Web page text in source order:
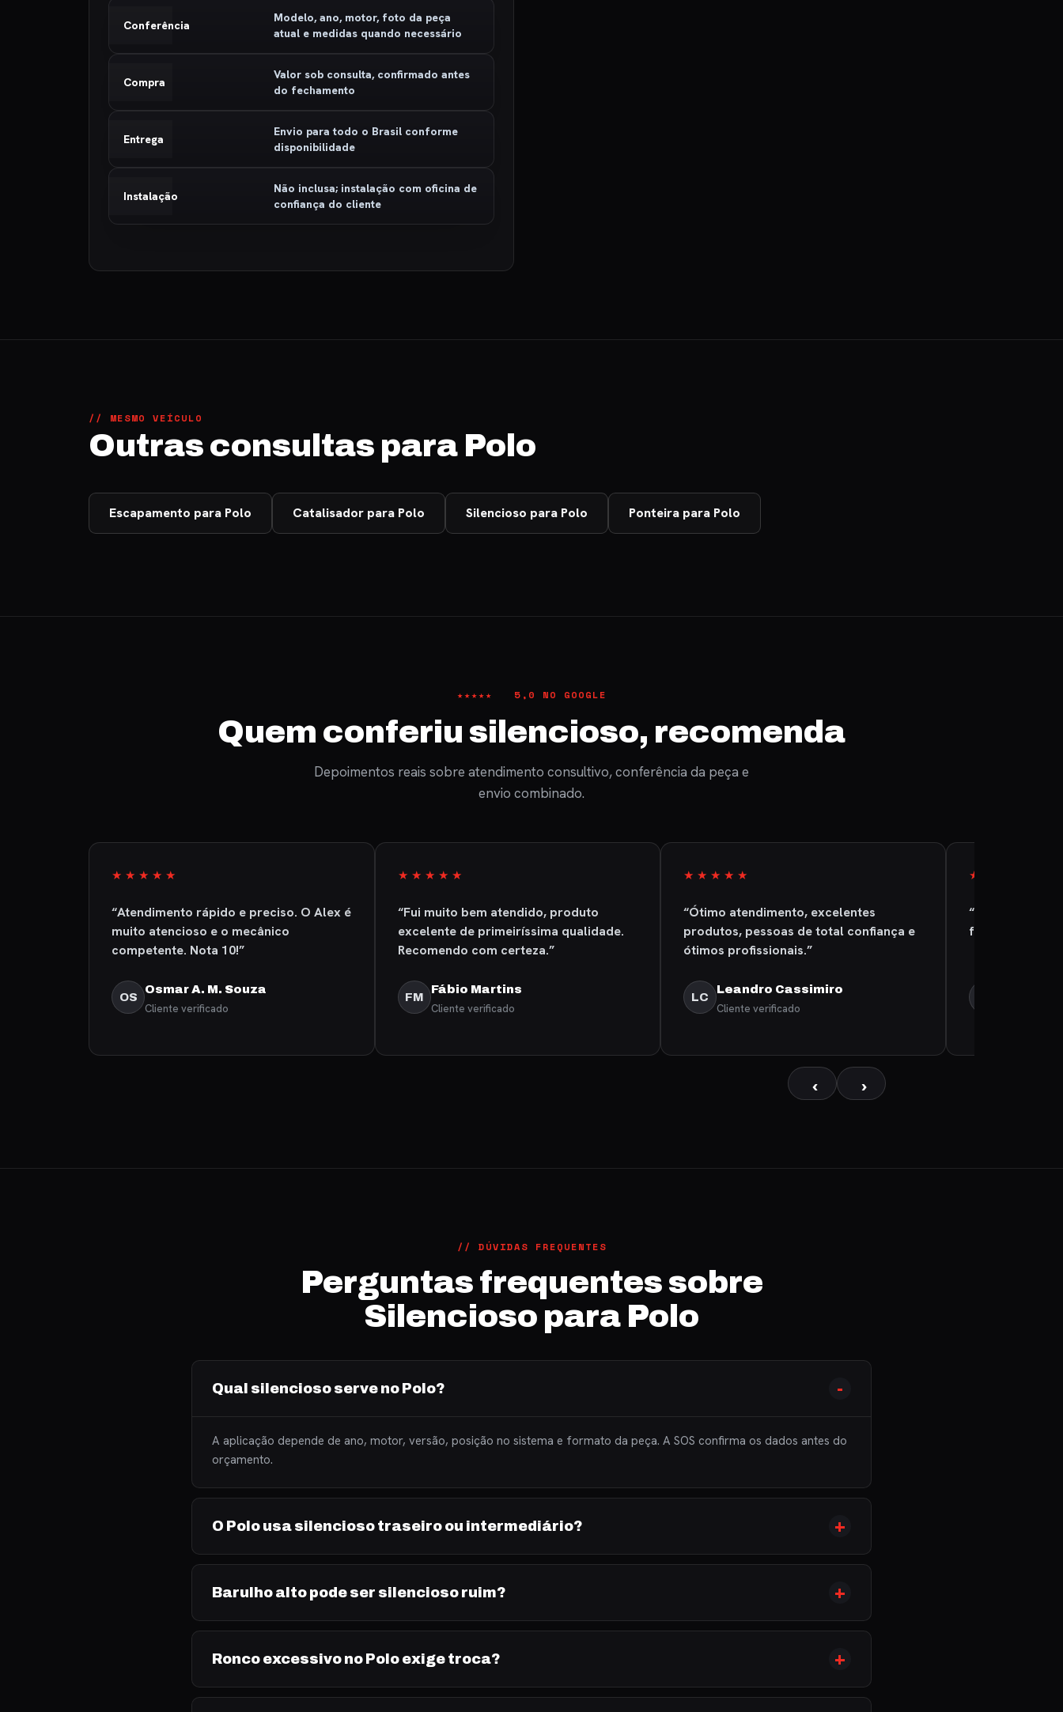
Conferência
Modelo, ano, motor, foto da peça
atual e medidas quando necessário
Compra
Valor sob consulta, confirmado antes
do fechamento
Entrega
Envio para todo o Brasil conforme
disponibilidade
Instalação
Não inclusa; instalação com oficina de
confiança do cliente
// MESMO VEÍCULO
Outras consultas para Polo
Escapamento para Polo Catalisador para Polo Silencioso para Polo Ponteira para Polo
★★★★★ 5,0 NO GOOGLE
Quem conferiu silencioso, recomenda
Depoimentos reais sobre atendimento consultivo, conferência da peça e
envio combinado.
★★★★★
“Atendimento rápido e preciso. O Alex é
muito atencioso e o mecânico
competente. Nota 10!”
OS
Osmar A. M. Souza
Cliente verificado
★★★★★
“Fui muito bem atendido, produto
excelente de primeiríssima qualidade.
Recomendo com certeza.”
FM
Fábio Martins
Cliente verificado
★★★★★
“Ótimo atendimento, excelentes
produtos, pessoas de total confiança e
ótimos profissionais.”
LC
Leandro Cassimiro
Cliente verificado
★★★★★
“A empresa é
foi entregue
‹ ›
// DÚVIDAS FREQUENTES
Perguntas frequentes sobre
Silencioso para Polo
Qual silencioso serve no Polo?
A aplicação depende de ano, motor, versão, posição no sistema e formato da peça. A SOS confirma os dados antes do
orçamento.
O Polo usa silencioso traseiro ou intermediário?
Barulho alto pode ser silencioso ruim?
Ronco excessivo no Polo exige troca?